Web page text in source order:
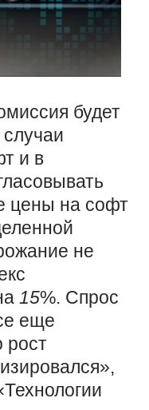
будет
и в
цены на софт
не
15%. Спрос
еще
рост